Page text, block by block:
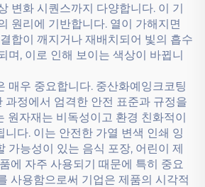
변화 시퀀스까지 다양합니다. 이 기
원리에 기반합니다. 열이 가해지면
합이 깨지거나 재배치되어 빛의 흡수
며, 이로 인해 보이는 색상이 바뀝니
매우 중요합니다. 중산화예잉크코팅
과정에서 엄격한 안전 표준과 규정을
원자재는 비독성이고 환경 친화적이
니다. 이는 안전한 가열 변색 인쇄 잉
가능성이 있는 음식 포장, 어린이 제
에 자주 사용되기 때문에 특히 중요
사용함으로써 기업은 제품의 시각적